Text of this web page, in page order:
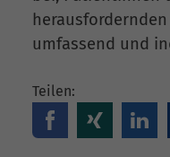
umfassend und
Teilen: